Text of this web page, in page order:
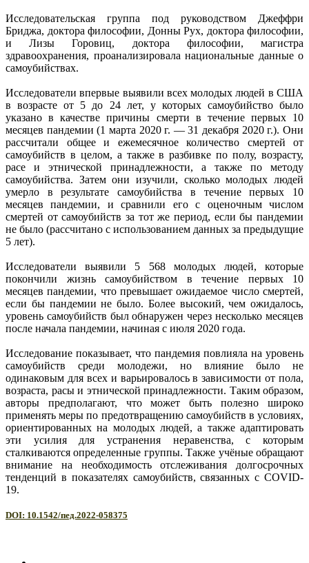
Исследовательская группа под руководством Джеффри
Бриджа, доктора философии, Донны Рух, доктора философии,
и Лизы Горовиц, доктора философии, магистра
здравоохранения, проанализировала национальные данные о
самоубийствах.
Исследователи впервые выявили всех молодых людей в США
в возрасте от 5 до 24 лет, у которых самоубийство было
указано в качестве причины смерти в течение первых 10
месяцев пандемии (1 марта 2020 г. — 31 декабря 2020 г.). Они
рассчитали общее и ежемесячное количество смертей от
самоубийств в целом, а также в разбивке по полу, возрасту,
расе и этнической принадлежности, а также по методу
самоубийства. Затем они изучили, сколько молодых людей
умерло в результате самоубийства в течение первых 10
месяцев пандемии, и сравнили его с оценочным числом
смертей от самоубийств за тот же период, если бы пандемии
не было (рассчитано с использованием данных за предыдущие
5 лет).
Исследователи выявили 5 568 молодых людей, которые
покончили жизнь самоубийством в течение первых 10
месяцев пандемии, что превышает ожидаемое число смертей,
если бы пандемии не было. Более высокий, чем ожидалось,
уровень самоубийств был обнаружен через несколько месяцев
после начала пандемии, начиная с июля 2020 года.
Исследование показывает, что пандемия повлияла на уровень
самоубийств среди молодежи, но влияние было не
одинаковым для всех и варьировалось в зависимости от пола,
возраста, расы и этнической принадлежности. Таким образом,
авторы предполагают, что может быть полезно широко
применять меры по предотвращению самоубийств в условиях,
ориентированных на молодых людей, а также адаптировать
эти усилия для устранения неравенства, с которым
сталкиваются определенные группы. Также учёные обращают
внимание на необходимость отслеживания долгосрочных
тенденций в показателях самоубийств, связанных с COVID-
19.
DOI: 10.1542/пед.2022-058375